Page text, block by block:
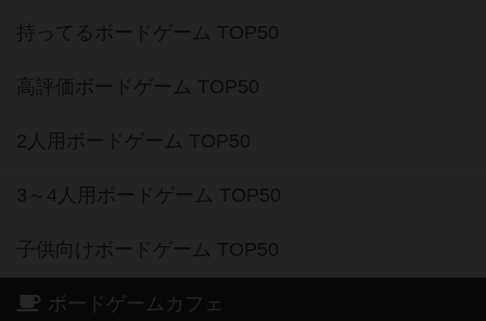
持ってるボードゲーム TOP50
高評価ボードゲーム TOP50
2人用ボードゲーム TOP50
3～4人用ボードゲーム TOP50
子供向けボードゲーム TOP50
ボードゲームカフェ